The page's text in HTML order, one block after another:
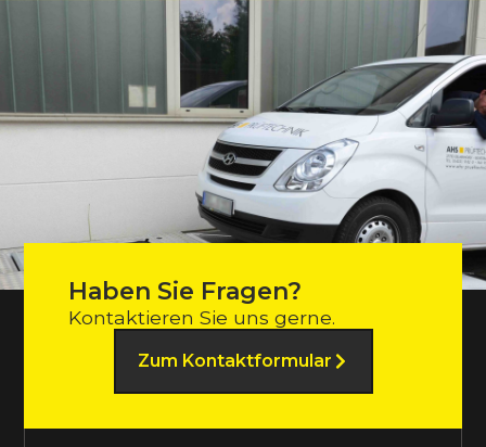
Haben Sie Fragen?
Kontaktieren Sie uns gerne.
Zum Kontaktformular